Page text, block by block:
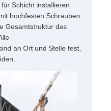
Schicht installieren
hochfesten Schrauben
Gesamtstruktur des
an Ort und Stelle fest,